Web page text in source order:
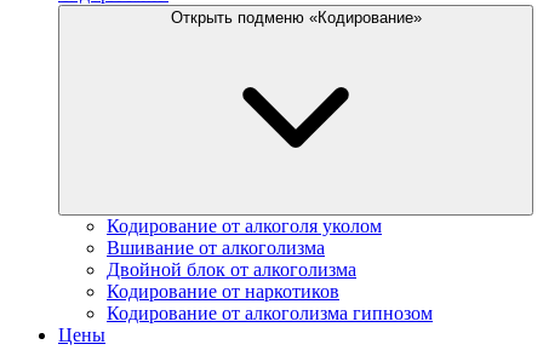
Открыть подменю «Кодирование»
Кодирование от алкоголя уколом
Вшивание от алкоголизма
Двойной блок от алкоголизма
Кодирование от наркотиков
Кодирование от алкоголизма гипнозом
Цены